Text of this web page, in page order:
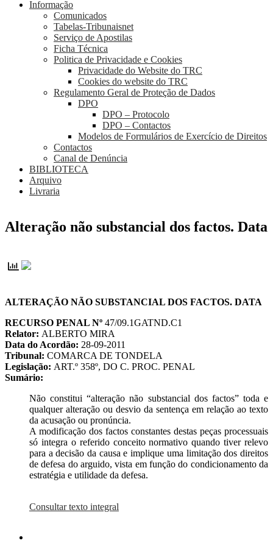
Informação
Comunicados
Tabelas-Tribunaisnet
Serviço de Apostilas
Ficha Técnica
Politica de Privacidade e Cookies
Privacidade do Website do TRC
Cookies do website do TRC
Regulamento Geral de Proteção de Dados
DPO
DPO – Protocolo
DPO – Contactos
Modelos de Formulários de Exercício de Direitos
Contactos
Canal de Denúncia
BIBLIOTECA
Arquivo
Livraria
Alteração não substancial dos factos. Data
ALTERAÇÃO NÃO SUBSTANCIAL DOS FACTOS. DATA
RECURSO PENAL Nº 47/09.1GATND.C1
Relator: ALBERTO MIRA
Data do Acordão: 28-09-2011
Tribunal: COMARCA DE TONDELA
Legislação: ART.º 358º, DO C. PROC. PENAL
Sumário:
Não constitui “alteração não substancial dos factos” toda e
qualquer alteração ou desvio da sentença em relação ao texto
da acusação ou pronúncia.
A modificação dos factos constantes destas peças processuais
só integra o referido conceito normativo quando tiver relevo
para a decisão da causa e implique uma limitação dos direitos
de defesa do arguido, vista em função do condicionamento da
estratégia e utilidade da defesa.
Consultar texto integral